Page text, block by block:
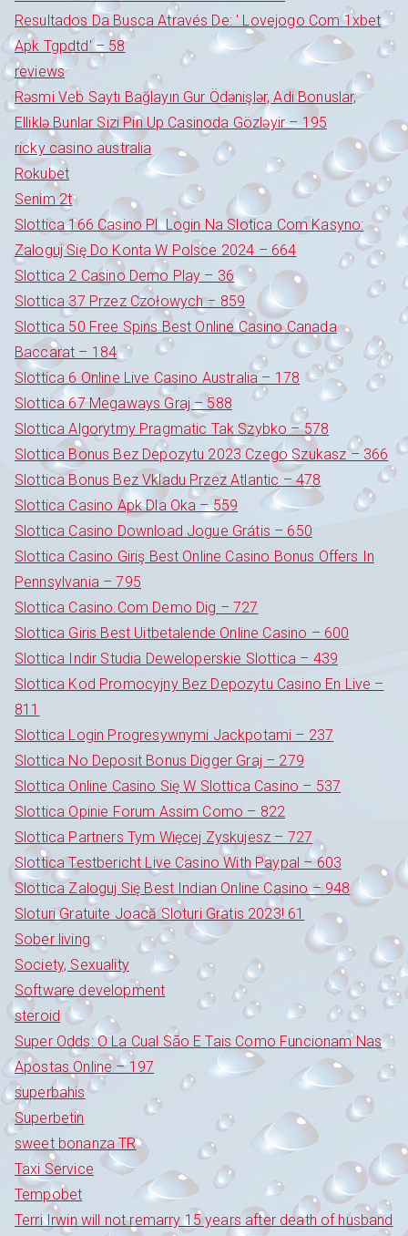
Resultados Da Busca Através De: ' Lovejogo Com 1xbet
Apk Tgpdtd' – 58
reviews
Rəsmi Veb Saytı Bağlayın️ Gur Ödənişlər, Adi Bonuslar,
Elliklə Bunlar Sizi Pin Up Casinoda Gözləyir – 195
ricky casino australia
Rokubet
Senim 2t
Slottica 166 Casino Pl ️ Login Na Slotica Com Kasyno:
Zaloguj Się Do Konta W Polsce 2024 – 664
Slottica 2 Casino Demo Play – 36
Slottica 37 Przez Czołowych – 859
Slottica 50 Free Spins Best Online Casino Canada
Baccarat – 184
Slottica 6 Online Live Casino Australia – 178
Slottica 67 Megaways Graj – 588
Slottica Algorytmy Pragmatic Tak Szybko – 578
Slottica Bonus Bez Depozytu 2023 Czego Szukasz – 366
Slottica Bonus Bez Vkladu Przez Atlantic – 478
Slottica Casino Apk Dla Oka – 559
Slottica Casino Download Jogue Grátis – 650
Slottica Casino Giriş Best Online Casino Bonus Offers In
Pennsylvania – 795
Slottica Casino.Com Demo Dig – 727
Slottica Giris Best Uitbetalende Online Casino – 600
Slottica Indir Studia Deweloperskie Slottica – 439
Slottica Kod Promocyjny Bez Depozytu Casino En Live –
811
Slottica Login Progresywnymi Jackpotami – 237
Slottica No Deposit Bonus Digger Graj – 279
Slottica Online Casino Się W Slottica Casino – 537
Slottica Opinie Forum Assim Como – 822
Slottica Partners Tym Więcej Zyskujesz – 727
Slottica Testbericht Live Casino With Paypal – 603
Slottica Zaloguj Się Best Indian Online Casino – 948
Sloturi Gratuite Joacă Sloturi Gratis 2023! 61
Sober living
Society, Sexuality
Software development
steroid
Super Odds: O La Cual São E Tais Como Funcionam Nas
Apostas Online – 197
superbahis
Superbetin
sweet bonanza TR
Taxi Service
Tempobet
Terri Irwin will not remarry 15 years after death of husband